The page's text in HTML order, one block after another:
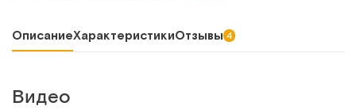
ОписаниеХарактеристикиОтзывы 4
Видео